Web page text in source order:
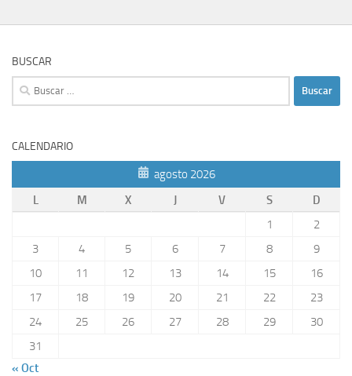
BUSCAR
Buscar:
CALENDARIO
agosto 2026
L
M X J V S
D
1
2
3
4 5 6 7 8
9
10
11 12 13 14 15
16
17
18 19 20 21 22
23
24
25 26 27 28 29
30
31
« Oct